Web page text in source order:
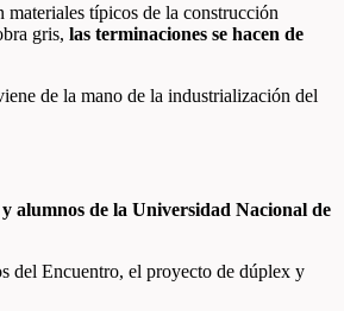
típicos de la construcción
gris, las terminaciones se hacen de
de la mano de la industrialización del
alumnos de la Universidad Nacional de
del Encuentro, el proyecto de dúplex y